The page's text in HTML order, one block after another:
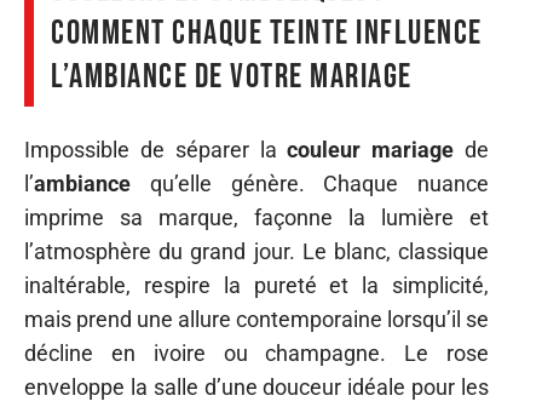
comment chaque teinte influence
l’ambiance de votre mariage
Impossible de séparer lacouleur mariage de
l’ambiance qu’elle génère. Chaque nuance
imprime sa marque, façonne la lumière et
l’atmosphère du grand jour. Le blanc, classique
inaltérable, respire la pureté et la simplicité,
mais prend une allure contemporaine lorsqu’il se
décline en ivoire ou champagne. Le rose
enveloppe la salle d’une douceur idéale pour les